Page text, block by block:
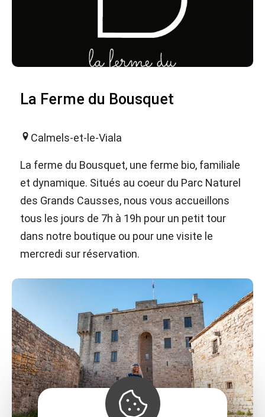
La Ferme du Bousquet
Calmels-et-le-Viala
La ferme du Bousquet, une ferme bio, familiale
et dynamique. Situés au coeur du Parc Naturel
des Grands Causses, nous vous accueillons
tous les jours de 7h à 19h pour un petit tour
dans notre boutique ou pour une visite le
mercredi sur réservation.